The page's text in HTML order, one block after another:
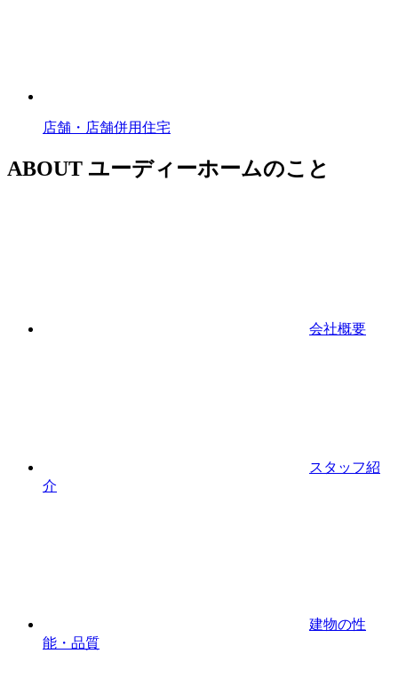
店舗・店舗併用住宅
ABOUT ユーディーホームのこと
会社概要
スタッフ紹
介
建物の性
能・品質